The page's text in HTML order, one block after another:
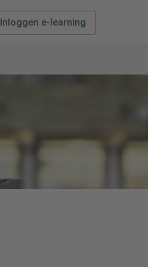
Inloggen e-learning